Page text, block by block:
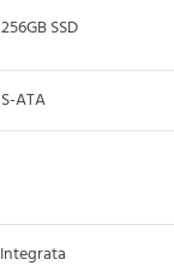
256GB SSD
S-ATA
Integrata